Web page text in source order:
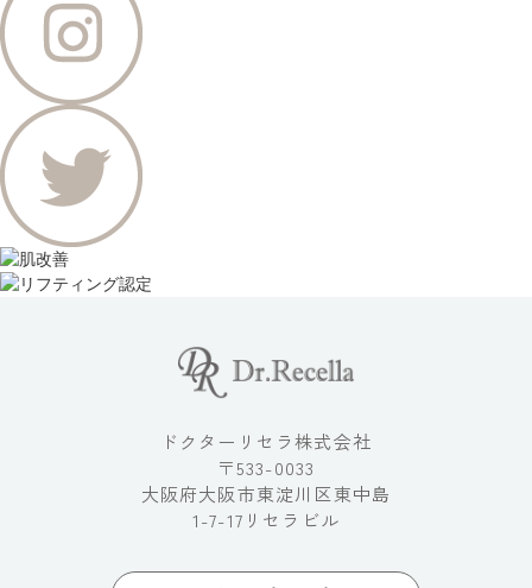
ドクターリセラ株式会社
〒533-0033
大阪府大阪市東淀川区東中島
1-7-17リセラビル